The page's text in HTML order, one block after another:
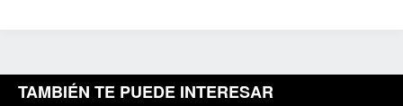
TAMBIÉN TE PUEDE INTERESAR